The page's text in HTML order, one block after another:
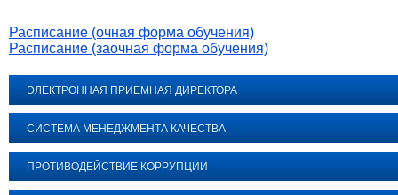
Расписание (очная форма обучения)
Расписание (заочная форма обучения)
ЭЛЕКТРОННАЯ ПРИЕМНАЯ ДИРЕКТОРА
СИСТЕМА МЕНЕДЖМЕНТА КАЧЕСТВА
ПРОТИВОДЕЙСТВИЕ КОРРУПЦИИ